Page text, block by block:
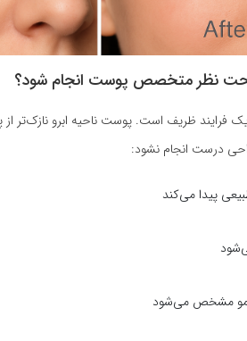
تحت نظر متخصص پوست انجام شود؟
فرایند ظریف است. پوست ناحیه ابرو نازک‌تر
درست انجام نشود:
پیدا می‌کند
مو مشخص می‌شود